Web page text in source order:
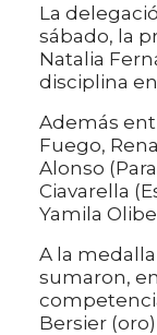
La
sábado, la
Natalia
disciplina
Además
Fuego,
Alonso
Ciavarella
Yamila
A la
sumaron,
Bersier